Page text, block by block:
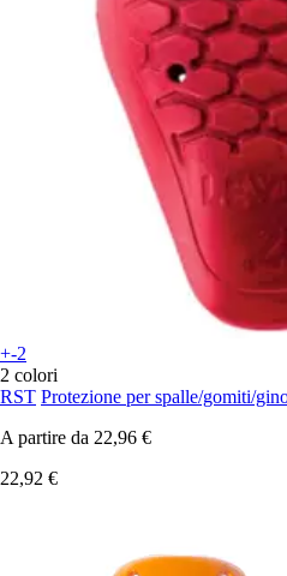
+-2
2 colori
RST Protezione per spalle/gomiti/
A partire da 22,96 €
22,92 €